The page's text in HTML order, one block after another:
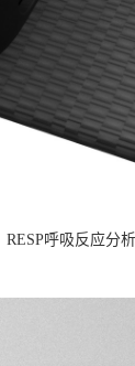
呼吸反应分析